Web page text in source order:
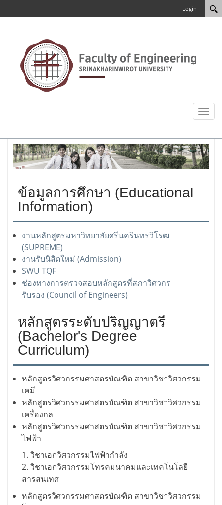
Login
Toggle
ข้อมูลการศึกษา (Educational
Information)
งานหลักสูตรมหาวิทยาลัยศรีนครินทรวิโรฒ
(SUPREME)
งานรับนิสิตใหม่ (Admission)
SWU TQF
ช่องทางการตรวจสอบหลักสูตรที่สภาวิศวกร
รับรอง (Council of Engineers)
หลักสูตรระดับปริญญาตรี
(Bachelor's Degree
Curriculum)
หลักสูตรวิศวกรรมศาสตรบัณฑิต สาขาวิชาวิศวกรรม
เคมี
หลักสูตรวิศวกรรมศาสตรบัณฑิต สาขาวิชาวิศวกรรม
เครื่องกล
หลักสูตรวิศวกรรมศาสตรบัณฑิต สาขาวิชาวิศวกรรม
ไฟฟ้า
วิชาเอกวิศวกรรมไฟฟ้ากำลัง
วิชาเอกวิศวกรรมโทรคมนาคมและเทคโนโลยี
สารสนเทศ
หลักสูตรวิศวกรรมศาสตรบัณฑิต สาขาวิชาวิศวกรรม